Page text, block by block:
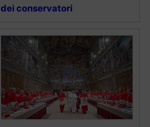
dei conservatori